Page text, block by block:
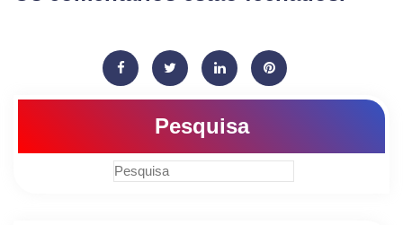
Pesquisa